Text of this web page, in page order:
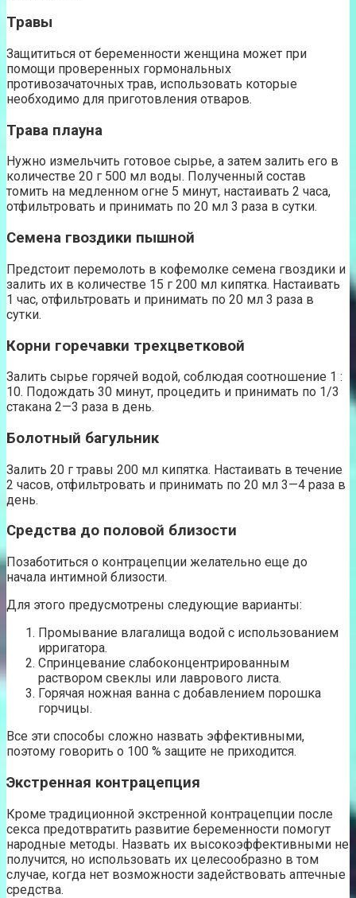
Травы
Защититься от беременности женщина может при
помощи проверенных гормональных
противозачаточных трав, использовать которые
необходимо для приготовления отваров.
Трава плауна
Нужно измельчить готовое сырье, а затем залить его в
количестве 20 г 500 мл воды. Полученный состав
томить на медленном огне 5 минут, настаивать 2 часа,
отфильтровать и принимать по 20 мл 3 раза в сутки.
Семена гвоздики пышной
Предстоит перемолоть в кофемолке семена гвоздики и
залить их в количестве 15 г 200 мл кипятка. Настаивать
1 час, отфильтровать и принимать по 20 мл 3 раза в
сутки.
Корни горечавки трехцветковой
Залить сырье горячей водой, соблюдая соотношение 1 :
10. Подождать 30 минут, процедить и принимать по 1/3
стакана 2—3 раза в день.
Болотный багульник
Залить 20 г травы 200 мл кипятка. Настаивать в течение
2 часов, отфильтровать и принимать по 20 мл 3—4 раза в
день.
Средства до половой близости
Позаботиться о контрацепции желательно еще до
начала интимной близости.
Для этого предусмотрены следующие варианты:
Промывание влагалища водой с использованием
ирригатора.
Спринцевание слабоконцентрированным
раствором свеклы или лаврового листа.
Горячая ножная ванна с добавлением порошка
горчицы.
Все эти способы сложно назвать эффективными,
поэтому говорить о 100 % защите не приходится.
Экстренная контрацепция
Кроме традиционной экстренной контрацепции после
секса предотвратить развитие беременности помогут
народные методы. Назвать их высокоэффективными не
получится, но использовать их целесообразно в том
случае, когда нет возможности задействовать аптечные
средства.